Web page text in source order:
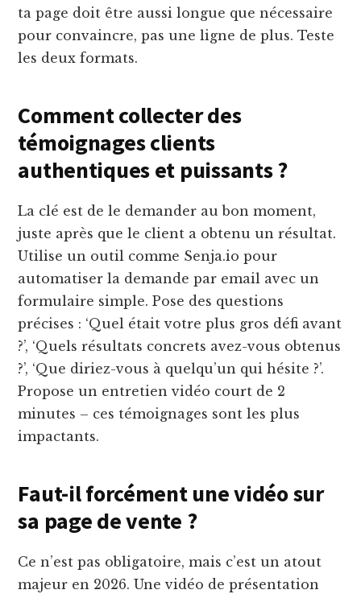
ta page doit être aussi longue que nécessaire
pour convaincre, pas une ligne de plus. Teste
les deux formats.
Comment collecter des
témoignages clients
authentiques et puissants ?
La clé est de le demander au bon moment,
juste après que le client a obtenu un résultat.
Utilise un outil comme Senja.io pour
automatiser la demande par email avec un
formulaire simple. Pose des questions
précises : ‘Quel était votre plus gros défi avant
?’, ‘Quels résultats concrets avez-vous obtenus
?’, ‘Que diriez-vous à quelqu’un qui hésite ?’.
Propose un entretien vidéo court de 2
minutes – ces témoignages sont les plus
impactants.
Faut-il forcément une vidéo sur
sa page de vente ?
Ce n’est pas obligatoire, mais c’est un atout
majeur en 2026. Une vidéo de présentation